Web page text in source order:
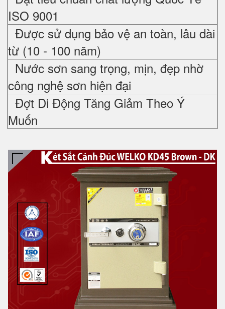
ISO 9001
Được sử dụng bảo vệ an toàn, lâu dài
từ (10 - 100 năm)
Nước sơn sang trọng, mịn, đẹp nhờ
công nghệ sơn hiện đại
Đợt Di Động Tăng Giảm Theo Ý
Muốn